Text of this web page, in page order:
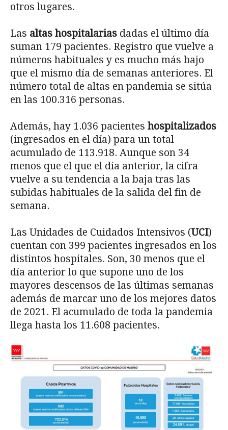
otros lugares.
Las altas hospitalarias dadas el último día
suman 179 pacientes. Registro que vuelve a
números habituales y es mucho más bajo
que el mismo día de semanas anteriores. El
número total de altas en pandemia se sitúa
en las 100.316 personas.
Además, hay 1.036 pacientes hospitalizados
(ingresados en el día) para un total
acumulado de 113.918. Aunque son 34
menos que el que el día anterior, la cifra
vuelve a su tendencia a la baja tras las
subidas habituales de la salida del fin de
semana.
Las Unidades de Cuidados Intensivos (UCI)
cuentan con 399 pacientes ingresados en los
distintos hospitales. Son, 30 menos que el
día anterior lo que supone uno de los
mayores descensos de las últimas semanas
además de marcar uno de los mejores datos
de 2021. El acumulado de toda la pandemia
llega hasta los 11.608 pacientes.